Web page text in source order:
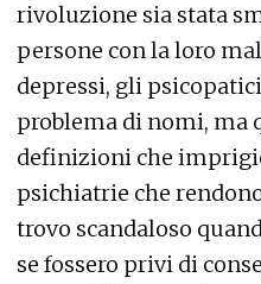
rivoluzione sia stata
persone con la loro
depressi, gli
problema di nomi, ma
definizioni che
psichiatrie che
trovo scandaloso
se fossero privi di